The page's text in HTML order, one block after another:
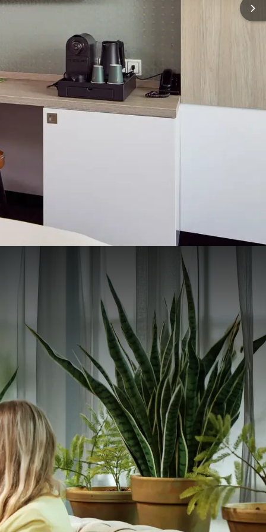
€
Preis
Zimmeraufteilung
1 Zimmer, 2 Personen
Arrangement
3 Übernachtung